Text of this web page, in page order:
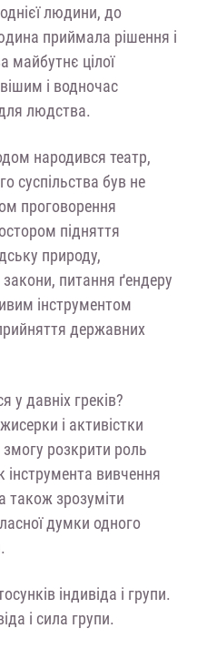
людини, до
приймала рішення і
майбутнє цілої
і водночас
людства.
народився театр,
суспільства був не
проговорення
підняття
природу,
питання ґендеру
інструментом
державних
у давніх греків?
і активістки
розкрити роль
інструмента вивчення
а також зрозуміти
думки одного
індивіда і групи.
і сила групи.